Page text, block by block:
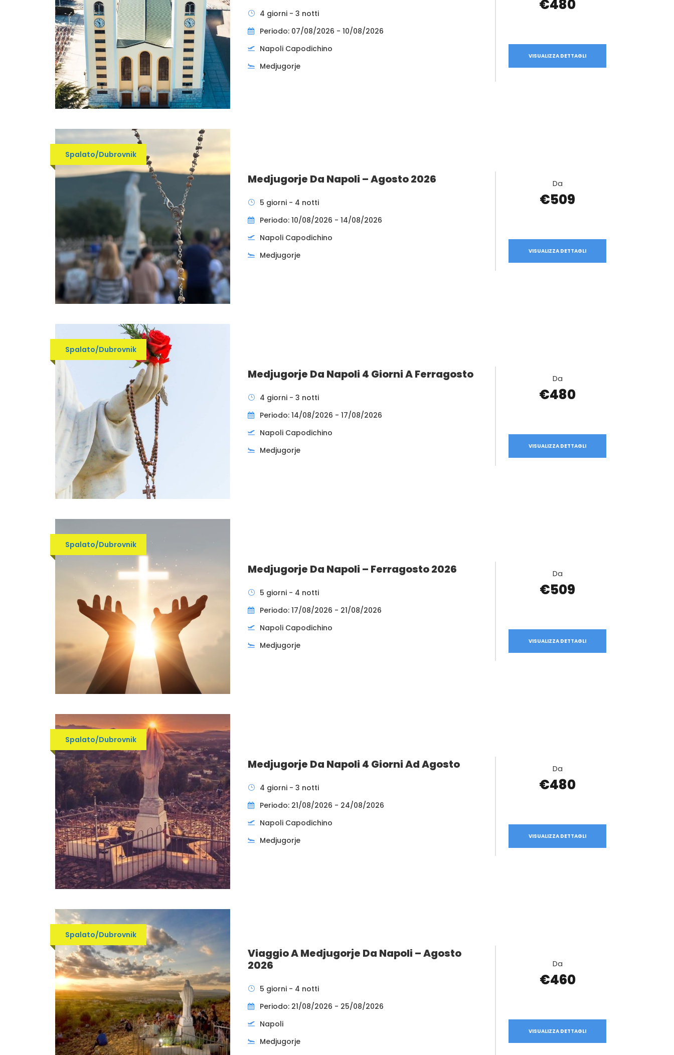
4 giorni - 3 notti
Periodo: 07/08/2026 - 10/08/2026
Napoli Capodichino
Medjugorje
€480
VISUALIZZA DETTAGLI
Spalato/Dubrovnik
Medjugorje Da Napoli – Agosto 2026
5 giorni - 4 notti
Periodo: 10/08/2026 - 14/08/2026
Napoli Capodichino
Medjugorje
Da
€509
VISUALIZZA DETTAGLI
Spalato/Dubrovnik
Medjugorje Da Napoli 4 Giorni A Ferragosto
4 giorni - 3 notti
Periodo: 14/08/2026 - 17/08/2026
Napoli Capodichino
Medjugorje
Da
€480
VISUALIZZA DETTAGLI
Spalato/Dubrovnik
Medjugorje Da Napoli – Ferragosto 2026
5 giorni - 4 notti
Periodo: 17/08/2026 - 21/08/2026
Napoli Capodichino
Medjugorje
Da
€509
VISUALIZZA DETTAGLI
Spalato/Dubrovnik
Medjugorje Da Napoli 4 Giorni Ad Agosto
4 giorni - 3 notti
Periodo: 21/08/2026 - 24/08/2026
Napoli Capodichino
Medjugorje
Da
€480
VISUALIZZA DETTAGLI
Spalato/Dubrovnik
Viaggio A Medjugorje Da Napoli – Agosto
2026
5 giorni - 4 notti
Periodo: 21/08/2026 - 25/08/2026
Napoli
Medjugorje
Da
€460
VISUALIZZA DETTAGLI